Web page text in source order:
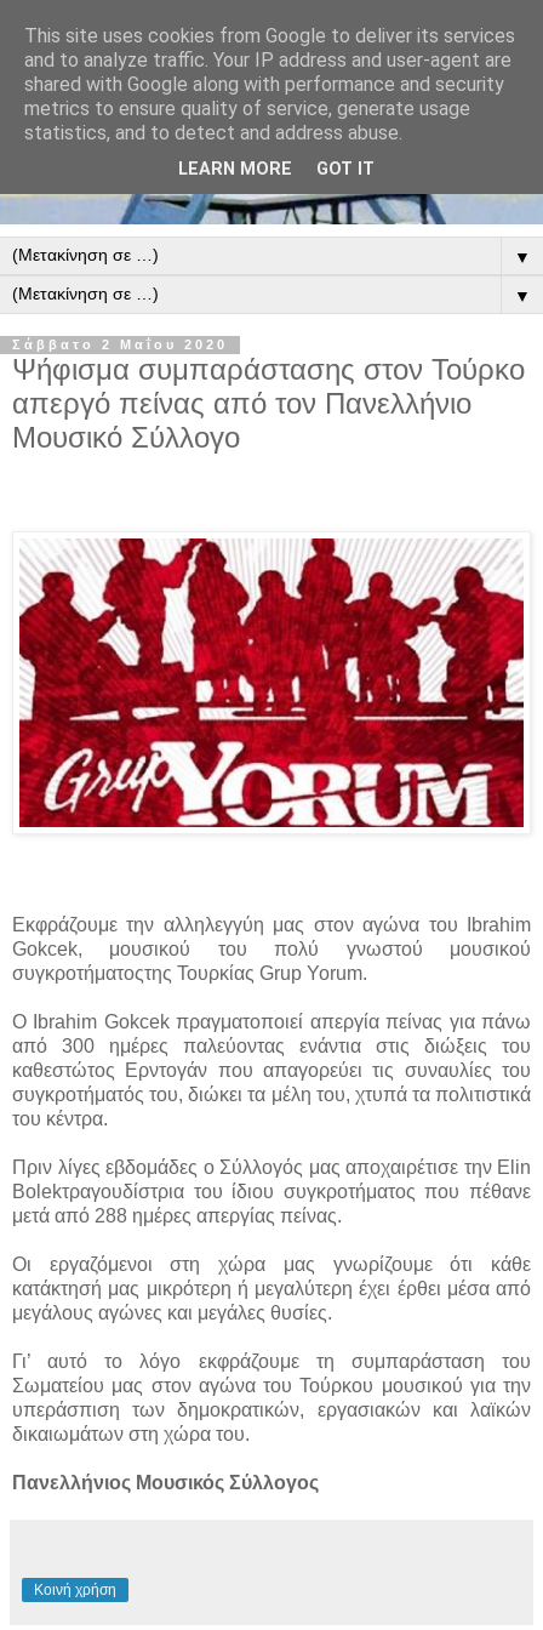
▼
▼
Σάββατο 2 Μαΐου 2020
Ψήφισμα συμπαράστασης στον Τούρκο
απεργό πείνας από τον Πανελλήνιο
Μουσικό Σύλλογο
Εκφράζουμε την αλληλεγγύη μας στον αγώνα του Ibrahim
Gokcek, μουσικού του πολύ γνωστού μουσικού
συγκροτήματοςτης Τουρκίας Grup Yorum.
Ο Ibrahim Gokcek πραγματοποιεί απεργία πείνας για πάνω
από 300 ημέρες παλεύοντας ενάντια στις διώξεις του
καθεστώτος Ερντογάν που απαγορεύει τις συναυλίες του
συγκροτήματός του, διώκει τα μέλη του, χτυπά τα πολιτιστικά
του κέντρα.
Πριν λίγες εβδομάδες ο Σύλλογός μας αποχαιρέτισε την Εlin
Bolekτραγουδίστρια του ίδιου συγκροτήματος που πέθανε
μετά από 288 ημέρες απεργίας πείνας.
Οι εργαζόμενοι στη χώρα μας γνωρίζουμε ότι κάθε
κατάκτησή μας μικρότερη ή μεγαλύτερη έχει έρθει μέσα από
μεγάλους αγώνες και μεγάλες θυσίες.
Γι’ αυτό το λόγο εκφράζουμε τη συμπαράσταση του
Σωματείου μας στον αγώνα του Τούρκου μουσικού για την
υπεράσπιση των δημοκρατικών, εργασιακών και λαϊκών
δικαιωμάτων στη χώρα του.
Πανελλήνιος Μουσικός Σύλλογος
Κοινή χρήση
This site uses cookies from Google to deliver its services
and to analyze traffic. Your IP address and user-agent are
shared with Google along with performance and security
metrics to ensure quality of service, generate usage
statistics, and to detect and address abuse.
LEARN MORE GOT IT